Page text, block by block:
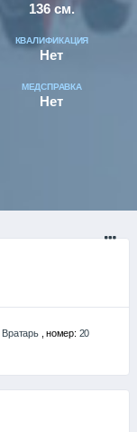
136 см.
КВАЛИФИКАЦИЯ
Нет
МЕДСПРАВКА
Нет
Вратарь, номер: 20